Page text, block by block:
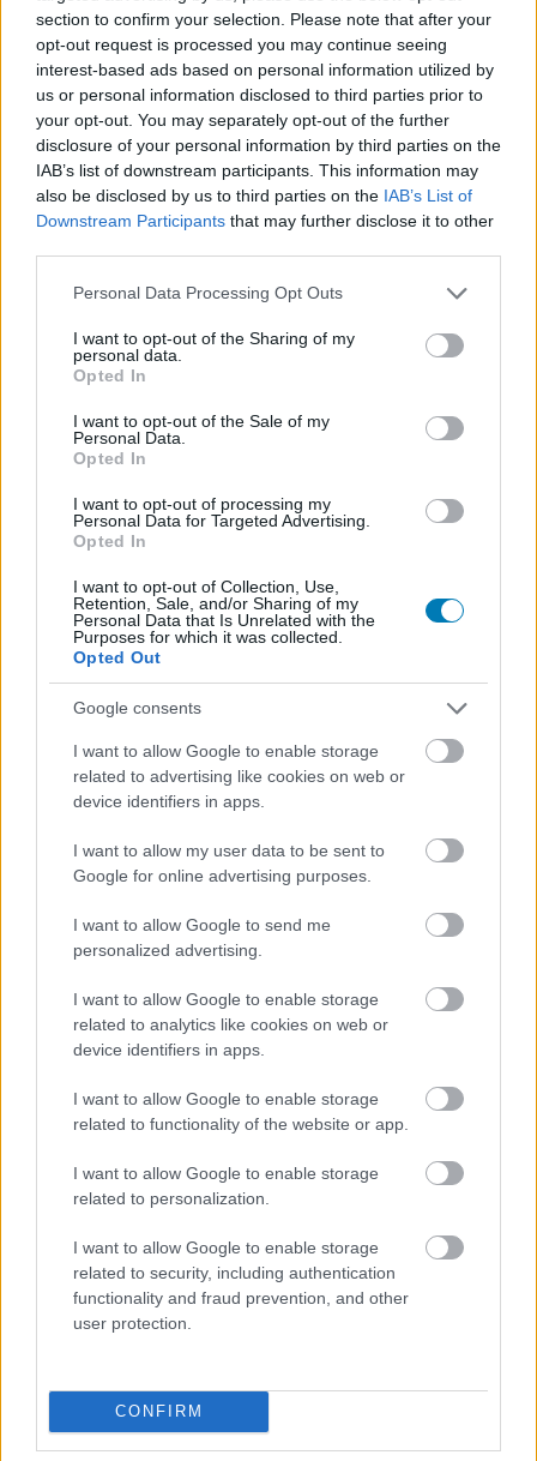
section to confirm your selection. Please note that after your
opt-out request is processed you may continue seeing
interest-based ads based on personal information utilized by
us or personal information disclosed to third parties prior to
your opt-out. You may separately opt-out of the further
disclosure of your personal information by third parties on the
IAB’s list of downstream participants. This information may
also be disclosed by us to third parties on the IAB’s List of
Downstream Participants that may further disclose it to other
Please note that this website/app uses one or more Google
not limited to your visit or usage behaviour. You may click to
grant or deny consent to Google and its third-party tags to
use your data for below specified purposes in below Google
consent section.
Personal Data Processing Opt Outs
I want to opt-out of the Sharing of my
personal data.
Opted In
I want to opt-out of the Sale of my
Personal Data.
Opted In
I want to opt-out of processing my
Personal Data for Targeted Advertising.
Opted In
I want to opt-out of Collection, Use,
Retention, Sale, and/or Sharing of my
Personal Data that Is Unrelated with the
Purposes for which it was collected.
Opted Out
Google consents
I want to allow Google to enable storage
related to advertising like cookies on web or
device identifiers in apps.
I want to allow my user data to be sent to
Google for online advertising purposes.
I want to allow Google to send me
personalized advertising.
I want to allow Google to enable storage
related to analytics like cookies on web or
device identifiers in apps.
I want to allow Google to enable storage
related to functionality of the website or app.
I want to allow Google to enable storage
related to personalization.
I want to allow Google to enable storage
related to security, including authentication
functionality and fraud prevention, and other
user protection.
CONFIRM
olyanok, akiknek sikerült kicsúszniuk a klónkatonák
markából.
sorozathoz, ideje megszokni a főinkvizítort
| 2022.04.25 19:55
Tényleg szerepel Darth Maul is a Star Wars: Ahsoka
sorozatban?
Egy Darth Mault és Ahsokát ábrázoló fotó borzolta fel a Star
Wars-rajongók kedélyeit.
Úgy tűnik, hiányozni fog a sorozatból Obi-Wan
Annak ellenére, hogy a kánon hogyan formálódott az évek
során, és milyen utalások voltak, egy fontos szereplő
kimarad az Obi-Wan Kenobi szériából.